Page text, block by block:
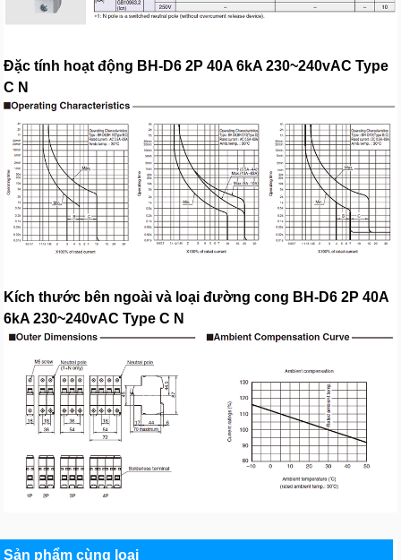
Đặc tính hoạt động BH-D6 2P 40A 6kA 230~240vAC Type
C N
Kích thước bên ngoài và loại đường cong BH-D6 2P 40A
6kA 230~240vAC Type C N
Sản phẩm cùng loại